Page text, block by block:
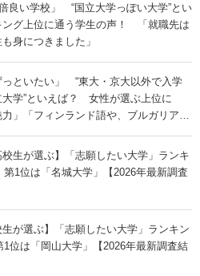
倍良い学校」 “国立大学っぽい大学”とい
グ上位に通う学生の声！ 「就職先は
身につきました」
っといたい」 “東大・京大以外で入学
大学”といえば？ 女性が選ぶ上位に
力」「フィンランド語や、ブルガリア語
校生が選ぶ】「志願したい大学」ランキ
1位は「名城大学」【2026年最新調査
生が選ぶ】「志願したい大学」ランキン
位は「岡山大学」【2026年最新調査結